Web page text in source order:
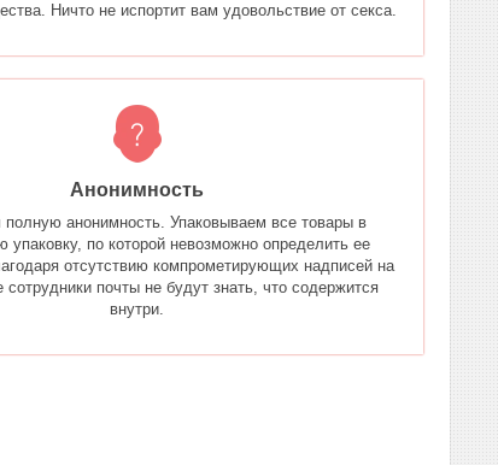
Ничто не испортит вам удовольствие от секса.
Анонимность
полную анонимность. Упаковываем все товары в
упаковку, по которой невозможно определить ее
отсутствию компрометирующих надписей на
сотрудники почты не будут знать, что содержится
внутри.